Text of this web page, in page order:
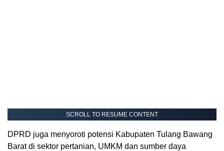
SCROLL TO RESUME CONTENT
DPRD juga menyoroti potensi Kabupaten Tulang Bawang
Barat di sektor pertanian, UMKM dan sumber daya